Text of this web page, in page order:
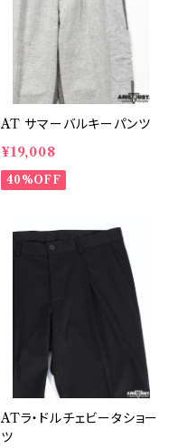
AT サマーバルキーパンツ
¥19,008
40%OFF
ATラ・ドルチェビータショー
ツ